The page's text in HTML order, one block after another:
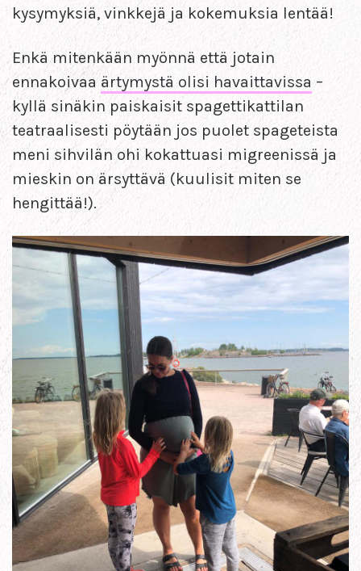
kysymyksiä, vinkkejä ja kokemuksia lentää!
Enkä mitenkään myönnä että jotain
ennakoivaa ärtymystä olisi havaittavissa –
kyllä sinäkin paiskaisit spagettikattilan
teatraalisesti pöytään jos puolet spageteista
meni sihvilän ohi kokattuasi migreenissä ja
mieskin on ärsyttävä (kuulisit miten se
hengittää!).